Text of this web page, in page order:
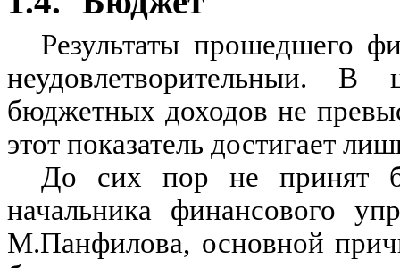
Результаты прошедшего
неудовлетворительныи.
бюджетных доходов не
этот показатель достигает
До сих пор не принят
начальника финансового
М.Панфилова, основной